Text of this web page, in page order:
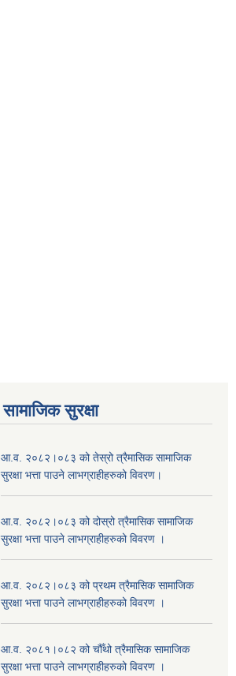
सामाजिक सुरक्षा
आ.व. २०८२।०८३ को तेस्रो त्रैमासिक सामाजिक
सुरक्षा भत्ता पाउने लाभग्राहीहरुको विवरण।
आ.व. २०८२।०८३ को दोस्रो त्रैमासिक सामाजिक
सुरक्षा भत्ता पाउने लाभग्राहीहरुको विवरण ।
आ.व. २०८२।०८३ को प्रथम त्रैमासिक सामाजिक
सुरक्षा भत्ता पाउने लाभग्राहीहरुको विवरण ।
आ.व. २०८१।०८२ को चौँथो त्रैमासिक सामाजिक
सुरक्षा भत्ता पाउने लाभग्राहीहरुको विवरण ।